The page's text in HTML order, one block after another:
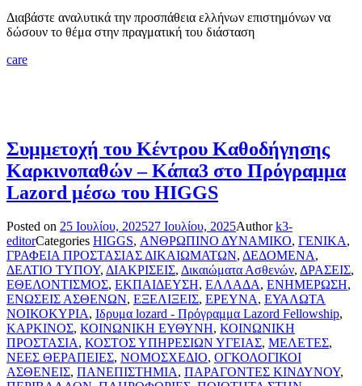
Διαβάστε αναλυτικά την προσπάθεια ελλήνων επιστημόνων να
δώσουν το θέμα στην πραγματική του διάσταση
care
Συμμετοχή του Κέντρου Καθοδήγησης
Καρκινοπαθών – Κάπα3 στο Πρόγραμμα
Lazord μέσω του HIGGS
Posted on 25 Ιουλίου, 202527 Ιουλίου, 2025Authork3-
editorCategories HIGGS, ΑΝΘΡΩΠΙΝΟ ΔΥΝΑΜΙΚΟ, ΓΕΝΙΚΑ,
ΓΡΑΦΕΙΑ ΠΡΟΣΤΑΣΙΑΣ ΔΙΚΑΙΩΜΑΤΩΝ, ΔΕΔΟΜΕΝΑ,
ΔΕΛΤΙΟ ΤΥΠΟΥ, ΔΙΑΚΡΙΣΕΙΣ, Δικαιώματα Ασθενών, ΔΡΑΣΕΙΣ,
ΕΘΕΛΟΝΤΙΣΜΟΣ, ΕΚΠΑΙΔΕΥΣΗ, ΕΛΛΑΔΑ, ΕΝΗΜΕΡΩΣΗ,
ΕΝΩΣΕΙΣ ΑΣΘΕΝΩΝ, ΕΞΕΛΙΞΕΙΣ, ΕΡΕΥΝΑ, ΕΥΑΛΩΤΑ
ΝΟΙΚΟΚΥΡΙΑ, Ιδρυμα lozard - Πρόγραμμα Lazord Fellowship,
ΚΑΡΚΙΝΟΣ, ΚΟΙΝΩΝΙΚΗ ΕΥΘΥΝΗ, ΚΟΙΝΩΝΙΚΗ
ΠΡΟΣΤΑΣΙΑ, ΚΟΣΤΟΣ ΥΠΗΡΕΣΙΩΝ ΥΓΕΙΑΣ, ΜΕΛΕΤΕΣ,
ΝΕΕΣ ΘΕΡΑΠΕΙΕΣ, ΝΟΜΟΣΧΕΔΙΟ, ΟΓΚΟΛΟΓΙΚΟΙ
ΑΣΘΕΝΕΙΣ, ΠΑΝΕΠΙΣΤΗΜΙΑ, ΠΑΡΑΓΟΝΤΕΣ ΚΙΝΔΥΝΟΥ,